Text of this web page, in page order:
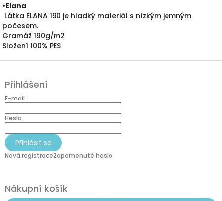
•Elana
Látka ELANA 190 je hladký materiál s nízkým jemným
počesem.
Gramáž 190g/m2
Složení 100% PES
Z
p
a
Přihlášení
E-mail
Heslo
Přihlásit se
Nová registraceZapomenuté heslo
Nákupní košík